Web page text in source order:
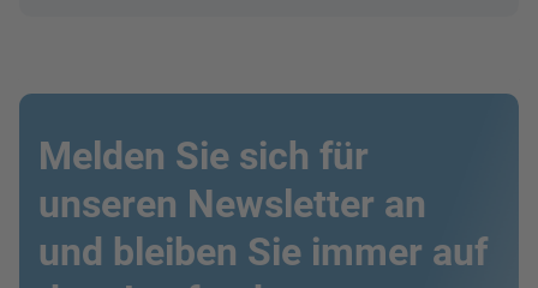
Melden Sie sich für
unseren Newsletter an
und bleiben Sie immer auf